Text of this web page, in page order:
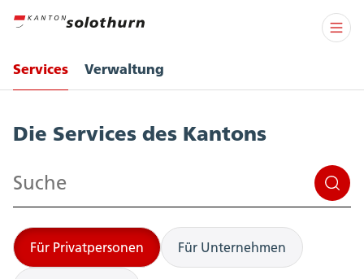
Services Verwaltung
Die Services des Kantons
Suchen
Für Privatpersonen Für Unternehmen